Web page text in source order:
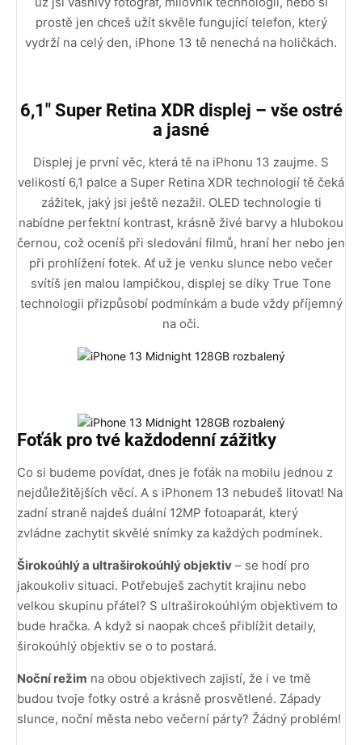
prostě jen chceš užít skvěle fungující telefon, který
vydrží na celý den, iPhone 13 tě nenechá na holičkách.
6,1" Super Retina XDR displej – vše ostré
a jasné
Displej je první věc, která tě na iPhonu 13 zaujme. S
velikostí 6,1 palce a Super Retina XDR technologií tě čeká
zážitek, jaký jsi ještě nezažil. OLED technologie ti
nabídne perfektní kontrast, krásně živé barvy a hlubokou
černou, což oceníš při sledování filmů, hraní her nebo jen
při prohlížení fotek. Ať už je venku slunce nebo večer
svítíš jen malou lampičkou, displej se díky True Tone
technologii přizpůsobí podmínkám a bude vždy příjemný
na oči.
Foťák pro tvé každodenní zážitky
Co si budeme povídat, dnes je foťák na mobilu jednou z
nejdůležitějších věcí. A s iPhonem 13 nebudeš litovat! Na
zadní straně najdeš duální 12MP fotoaparát, který
zvládne zachytit skvělé snímky za každých podmínek.
Širokoúhlý a ultraširokoúhlý objektiv – se hodí pro
jakoukoliv situaci. Potřebuješ zachytit krajinu nebo
velkou skupinu přátel? S ultraširokoúhlým objektivem to
bude hračka. A když si naopak chceš přiblížit detaily,
širokoúhlý objektiv se o to postará.
Noční režim na obou objektivech zajistí, že i ve tmě
budou tvoje fotky ostré a krásně prosvětlené. Západy
slunce, noční města nebo večerní párty? Žádný problém!